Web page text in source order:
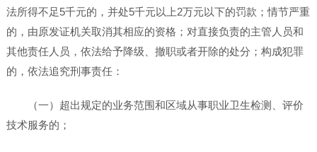
法所得不足5千元的，并处5千元以上2万元以下的罚款；情节严重
的，由原发证机关取消其相应的资格；对直接负责的主管人员和
其他责任人员，依法给予降级、撤职或者开除的处分；构成犯罪
的，依法追究刑事责任：
（一）超出规定的业务范围和区域从事职业卫生检测、评价
技术服务的；